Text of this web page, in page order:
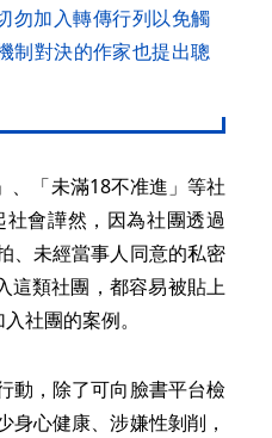
勿加入轉傳行列以免觸
制對決的作家也提出聰
、「未滿18不准進」等社
會譁然，因為社團透過
、未經當事人同意的私密
這類社團，都容易被貼上
社團的案例。
動，除了可向臉書平台檢
心健康、涉嫌性剝削，